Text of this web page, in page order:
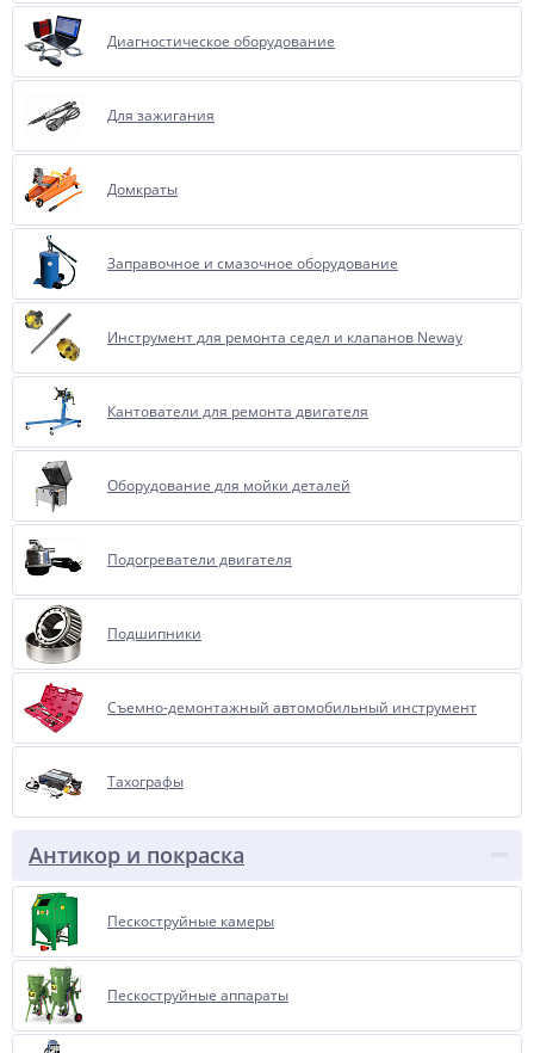
Диагностическое оборудование
Для зажигания
Домкраты
Заправочное и смазочное оборудование
Инструмент для ремонта седел и клапанов Neway
Кантователи для ремонта двигателя
Оборудование для мойки деталей
Подогреватели двигателя
Подшипники
Съемно-демонтажный автомобильный инструмент
Тахографы
Антикор и покраска
Пескоструйные камеры
Пескоструйные аппараты